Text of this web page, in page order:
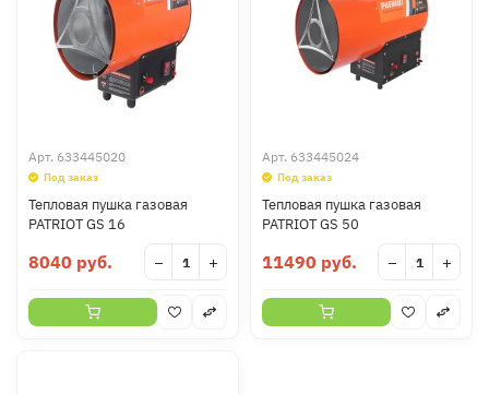
Арт. 633445020
Под заказ
Тепловая пушка газовая
PATRIOT GS 16
8040 руб. − +
Арт. 633445024
Под заказ
Тепловая пушка газовая
PATRIOT GS 50
11490 руб. − +